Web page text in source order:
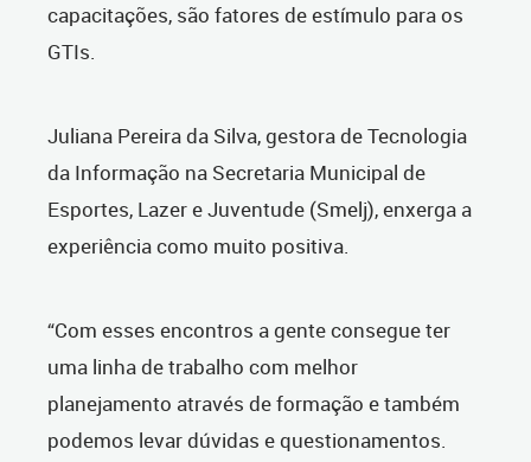
capacitações, são fatores de estímulo para os
GTIs.
Juliana Pereira da Silva, gestora de Tecnologia
da Informação na Secretaria Municipal de
Esportes, Lazer e Juventude (Smelj), enxerga a
experiência como muito positiva.
“Com esses encontros a gente consegue ter
uma linha de trabalho com melhor
planejamento através de formação e também
podemos levar dúvidas e questionamentos.